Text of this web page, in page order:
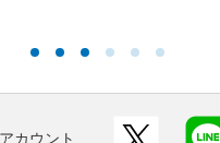
カウント